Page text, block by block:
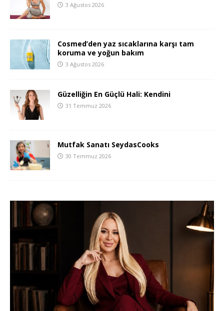
3 Ağustos 2026
Cosmed’den yaz sıcaklarına karşı tam
koruma ve yoğun bakım
3 Ağustos 2026
Güzelliğin En Güçlü Hali: Kendini
31 Temmuz 2026
Mutfak Sanatı SeydasCooks
30 Temmuz 2026